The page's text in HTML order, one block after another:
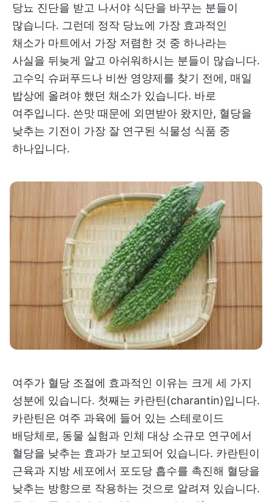
당뇨 진단을 받고 나서야 식단을 바꾸는 분들이
많습니다. 그런데 정작 당뇨에 가장 효과적인
채소가 마트에서 가장 저렴한 것 중 하나라는
사실을 뒤늦게 알고 아쉬워하시는 분들이 많습니다.
고수익 슈퍼푸드나 비싼 영양제를 찾기 전에, 매일
밥상에 올려야 했던 채소가 있습니다. 바로
여주입니다. 쓴맛 때문에 외면받아 왔지만, 혈당을
낮추는 기전이 가장 잘 연구된 식물성 식품 중
하나입니다.
여주가 혈당 조절에 효과적인 이유는 크게 세 가지
성분에 있습니다. 첫째는 카란틴(charantin)입니다.
카란틴은 여주 과육에 들어 있는 스테로이드
배당체로, 동물 실험과 인체 대상 소규모 연구에서
혈당을 낮추는 효과가 보고되어 있습니다. 카란틴이
근육과 지방 세포에서 포도당 흡수를 촉진해 혈당을
낮추는 방향으로 작용하는 것으로 알려져 있습니다.